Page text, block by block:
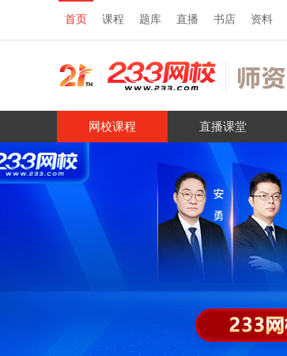
首页 课程 题库 直播 书店 资料
网校课程 直播课堂